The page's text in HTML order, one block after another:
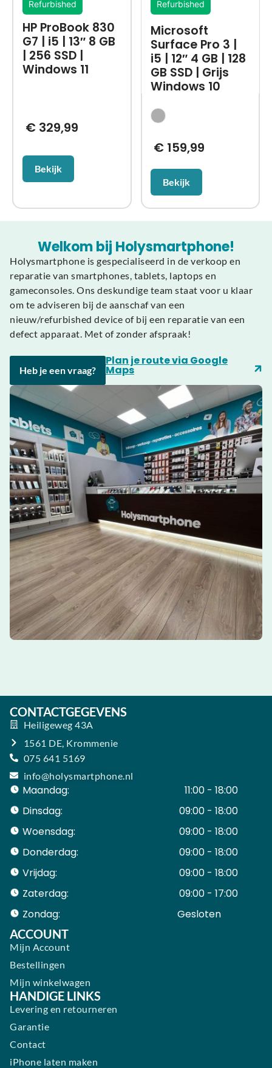
Refurbished
HP ProBook 830
G7 | i5 | 13″ 8 GB
| 256 SSD |
Windows 11
€329,99
Bekijk
Refurbished
Microsoft
Surface Pro 3 |
i5 | 12″ 4 GB | 128
GB SSD | Grijs
Windows 10
€ 159,99
Bekijk
Welkom bij Holysmartphone!
Holysmartphone is gespecialiseerd in de verkoop en
reparatie van smartphones, tablets, laptops en
gameconsoles. Ons deskundige team staat voor u klaar
om te adviseren bij de aanschaf van een
nieuw/refurbished device of bij een reparatie van een
defect apparaat. Met of zonder afspraak!
Heb je een vraag?
Plan je route via Google
Maps
CONTACTGEGEVENS
Heiligeweg 43A
1561 DE, Krommenie
075 641 5169
info@holysmartphone.nl
Maandag:
11:00 - 18:00
Dinsdag:
09:00 - 18:00
Woensdag:
09:00 - 18:00
Donderdag:
09:00 - 18:00
Vrijdag:
09:00 - 18:00
Zaterdag:
09:00 - 17:00
Zondag:
Gesloten ​ ​ ​ ​ ​ ​ ​
ACCOUNT
Mijn Account
Bestellingen
Mijn winkelwagen
HANDIGE LINKS
Levering en retourneren
Garantie
Contact
iPhone laten maken